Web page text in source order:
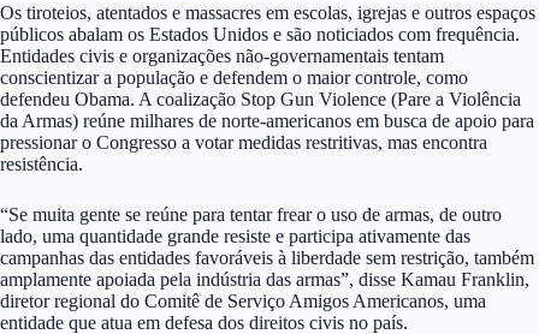
Os tiroteios, atentados e massacres em escolas, igrejas e outros espaços
públicos abalam os Estados Unidos e são noticiados com frequência.
Entidades civis e organizações não-governamentais tentam
conscientizar a população e defendem o maior controle, como
defendeu Obama. A coalização Stop Gun Violence (Pare a Violência
da Armas) reúne milhares de norte-americanos em busca de apoio para
pressionar o Congresso a votar medidas restritivas, mas encontra
resistência.
“Se muita gente se reúne para tentar frear o uso de armas, de outro
lado, uma quantidade grande resiste e participa ativamente das
campanhas das entidades favoráveis à liberdade sem restrição, também
amplamente apoiada pela indústria das armas”, disse Kamau Franklin,
diretor regional do Comitê de Serviço Amigos Americanos, uma
entidade que atua em defesa dos direitos civis no país.